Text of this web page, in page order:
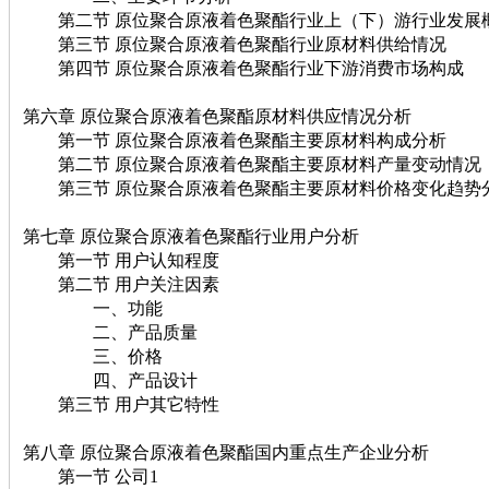
第二节 原位聚合原液着色聚酯行业上（下）游行业发展
第三节 原位聚合原液着色聚酯行业原材料供给情况
第四节 原位聚合原液着色聚酯行业下游消费市场构成
第六章 原位聚合原液着色聚酯原材料供应情况分析
第一节 原位聚合原液着色聚酯主要原材料构成分析
第二节 原位聚合原液着色聚酯主要原材料产量变动情况
第三节 原位聚合原液着色聚酯主要原材料价格变化趋势
第七章 原位聚合原液着色聚酯行业用户分析
第一节 用户认知程度
第二节 用户关注因素
一、功能
二、产品质量
三、价格
四、产品设计
第三节 用户其它特性
第八章 原位聚合原液着色聚酯国内重点生产企业分析
第一节 公司1